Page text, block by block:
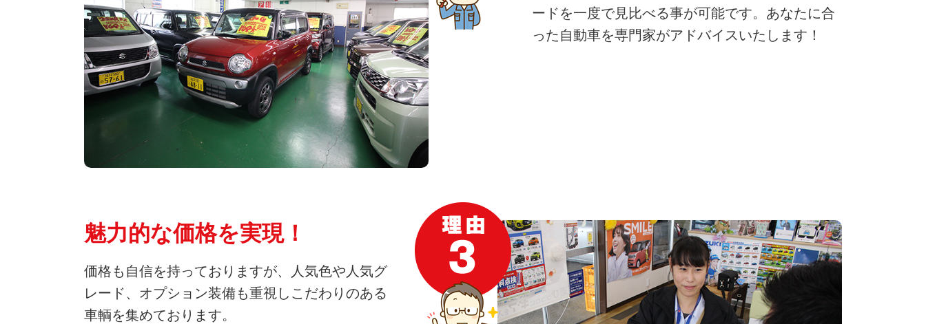
ードを一度で見比べる事が可能です。あなたに合
った自動車を専門家がアドバイスいたします！
魅力的な価格を実現！
価格も自信を持っておりますが、人気色や人気グ
レード、オプション装備も重視しこだわりのある
車輌を集めております。